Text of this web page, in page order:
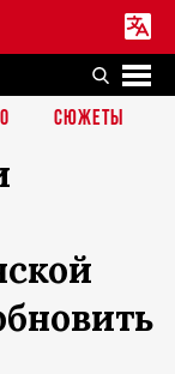
СЮЖЕТЫ